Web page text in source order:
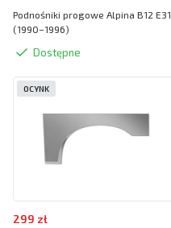
Podnośniki progowe Alpina B12 E31
(1990–1996)
Dostępne
299 zł
OCYNK